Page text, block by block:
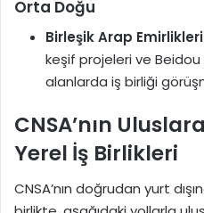
Orta Doğu
Birleşik Arap
keşif projeleri ve
alanlarda iş birliği
CNSA’nın
Yerel İş Birlikleri
CNSA’nın doğrudan yurt